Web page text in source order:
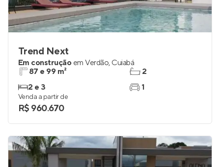
Trend Next
Em construção em Verdão, Cuiabá
87 e 99 m²
2 e 3
2
1
Venda a partir de
R$ 960.670